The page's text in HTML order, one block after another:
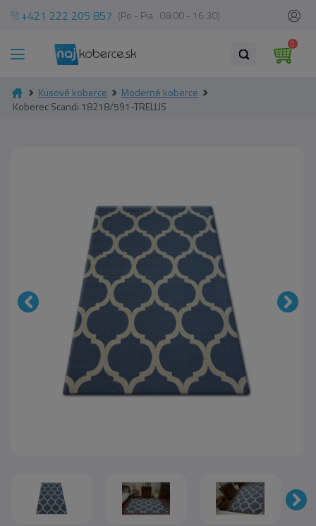
+421 222 205 857 (Po - Pia 08:00 - 16:30)
0
Kusové koberce
Moderné koberce
Koberec Scandi 18218/591-TRELLIS